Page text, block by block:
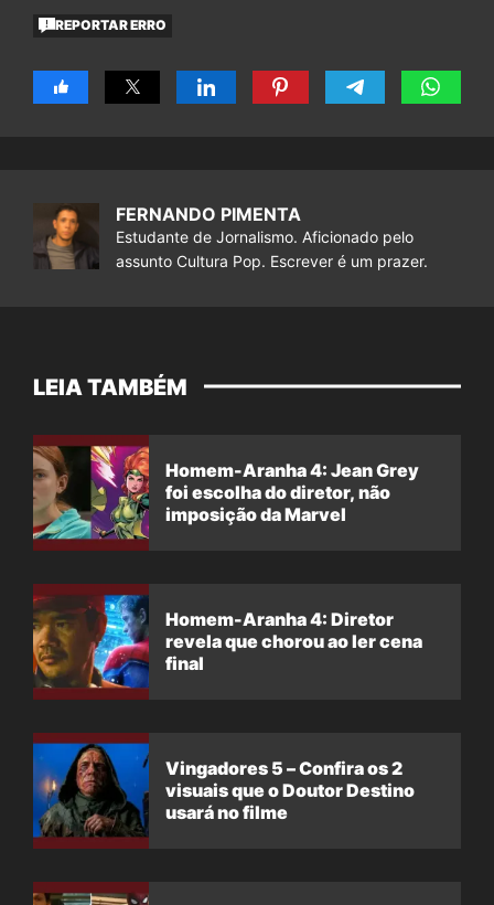
REPORTAR ERRO
FERNANDO PIMENTA
Estudante de Jornalismo. Aficionado pelo
assunto Cultura Pop. Escrever é um prazer.
LEIA TAMBÉM
Homem-Aranha 4: Jean Grey
foi escolha do diretor, não
imposição da Marvel
Homem-Aranha 4: Diretor
revela que chorou ao ler cena
final
Vingadores 5 – Confira os 2
visuais que o Doutor Destino
usará no filme